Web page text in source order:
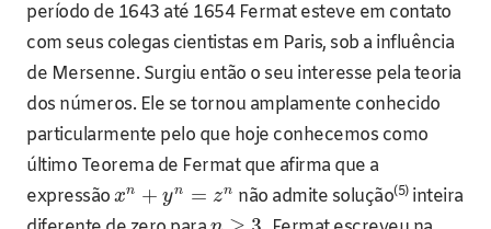
período de 1643 até 1654 Fermat esteve em contato
com seus colegas cientistas em Paris, sob a influência
de Mersenne. Surgiu então o seu interesse pela teoria
dos números. Ele se tornou amplamente conhecido
particularmente pelo que hoje conhecemos como
último Teorema de Fermat que afirma que a
expressão xn + yn = zn não admite solução(5)inteira